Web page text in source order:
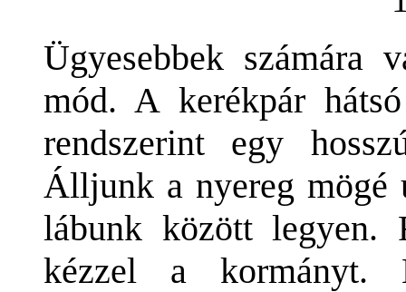
Ügyesebbek számára
mód. A kerékpár
rendszerint egy
Álljunk a nyereg mögé
lábunk között legyen.
kézzel a kormányt.